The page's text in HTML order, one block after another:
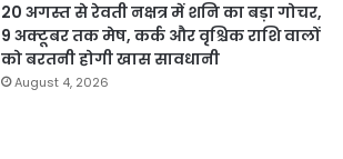
20 अगस्त से रेवती नक्षत्र में शनि का बड़ा गोचर,
9 अक्टूबर तक मेष, कर्क और वृश्चिक राशि वालों
को बरतनी होगी खास सावधानी
August 4, 2026